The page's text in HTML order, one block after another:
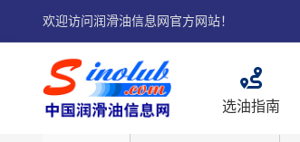
欢迎访问润滑油信息网官方网站！
选油指南